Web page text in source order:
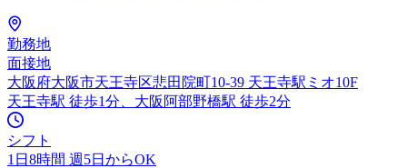
勤務地
面接地
大阪府大阪市天王寺区悲田院町10-39 天王寺駅ミオ10F
天王寺駅 徒歩1分、大阪阿部野橋駅 徒歩2分
シフト
1日8時間 週5日からOK